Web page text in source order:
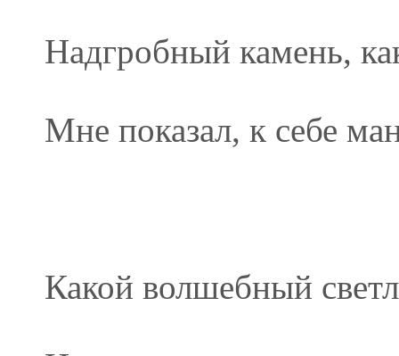
Надгробный камень,
Мне показал, к себе
Какой волшебный